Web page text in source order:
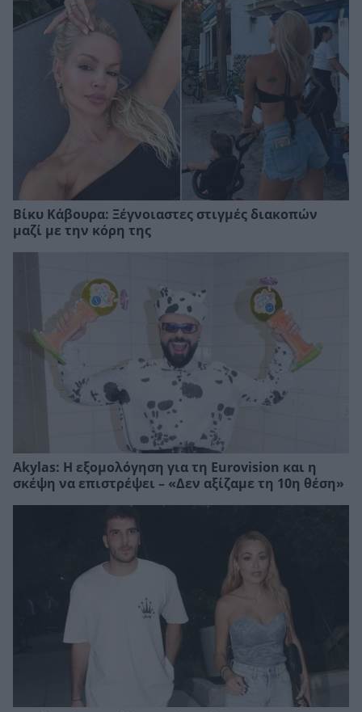
Βίκυ Κάβουρα: Ξέγνοιαστες στιγμές διακοπών
μαζί με την κόρη της
Akylas: Η εξομολόγηση για τη Eurovision και η
σκέψη να επιστρέψει – «Δεν αξίζαμε τη 10η θέση»